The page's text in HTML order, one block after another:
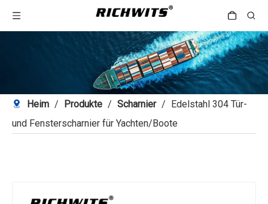
Heim / Produkte / Scharnier / Edelstahl 304 Tür-
und Fensterscharnier für Yachten/Boote